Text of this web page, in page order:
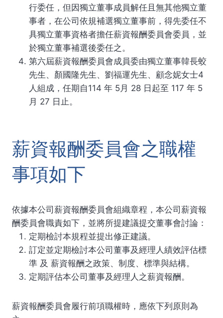
行委任，但因獨立董事成員解任且無其他獨立董
事者，在公司依規補選獨立董事前，得先委任不
具獨立董事資格者擔任薪資報酬委員會委員，並
於獨立董事補選後委任之。
第六屆薪資報酬委員會成員委由獨立董事韓長蛟
先生、顏國隆先生、劉福運先生、顧念妮女士4
人組成，任期自114 年 5月 28 日起至 117 年 5
月 27 日止。
薪資報酬委員會之職權
事項如下
依據本公司薪資報酬委員會組織章程，本公司薪資報
酬委員會職責如下，並將所提建議提交董事會討論：
定期檢討本規程並提出修正建議。
訂定並定期檢討本公司董事及經理人績效評估標
準 及 薪資報酬之政策、制度、標準與結構。
定期評估本公司董事及經理人之薪資報酬。
薪資報酬委員會履行前項職權時，應依下列原則為